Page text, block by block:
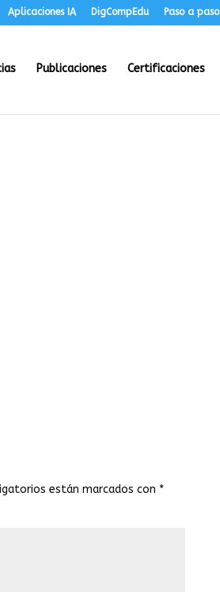
Aplicaciones IA DigCompEdu Paso a paso
Publicaciones Certificaciones
están marcados con *